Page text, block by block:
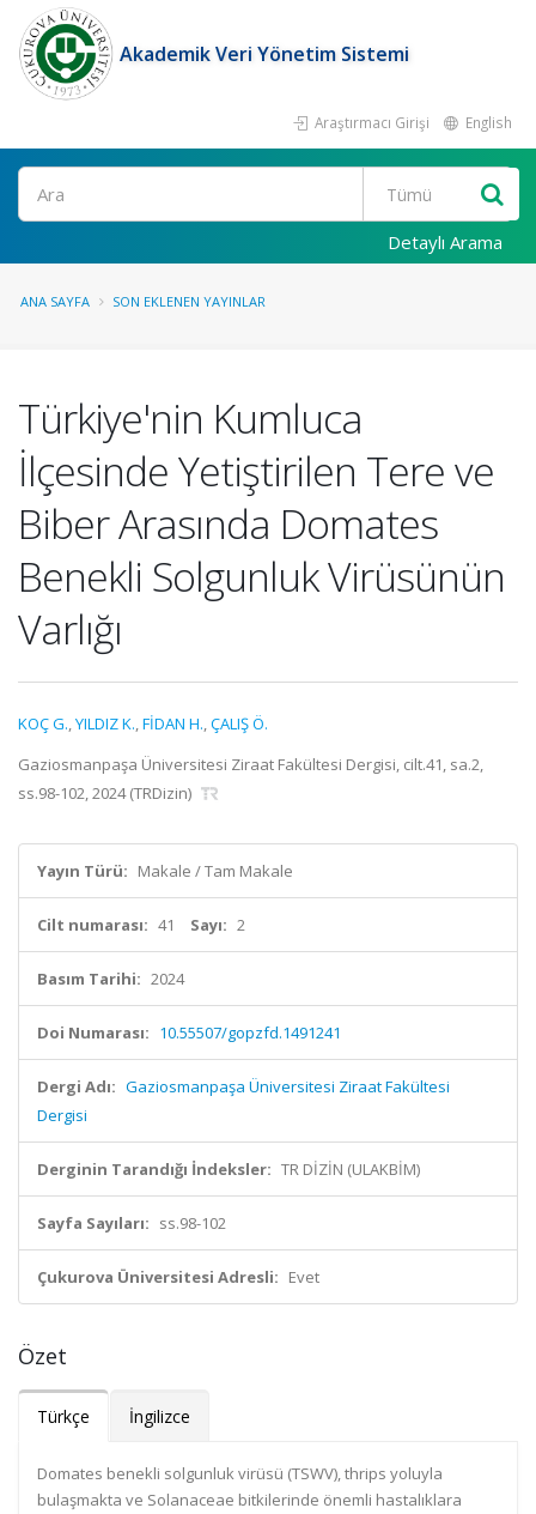
Akademik Veri Yönetim Sistemi
Araştırmacı Girişi English
Ara
Detaylı Arama
ANA SAYFA SON EKLENEN YAYINLAR
Türkiye'nin Kumluca
İlçesinde Yetiştirilen Tere ve
Biber Arasında Domates
Benekli Solgunluk Virüsünün
Varlığı
KOÇ G.,YILDIZ K.,FİDAN H.,ÇALIŞ Ö.
Gaziosmanpaşa Üniversitesi Ziraat Fakültesi Dergisi, cilt.41, sa.2,
ss.98-102, 2024 (TRDizin)
Yayın Türü: Makale / Tam Makale
Cilt numarası: 41 Sayı: 2
Basım Tarihi: 2024
Doi Numarası: 10.55507/gopzfd.1491241
Dergi Adı: Gaziosmanpaşa Üniversitesi Ziraat Fakültesi
Dergisi
Derginin Tarandığı İndeksler: TR DİZİN (ULAKBİM)
Sayfa Sayıları: ss.98-102
Çukurova Üniversitesi Adresli: Evet
Özet
Türkçe İngilizce
Domates benekli solgunluk virüsü (TSWV), thrips yoluyla
bulaşmakta ve Solanaceae bitkilerinde önemli hastalıklara